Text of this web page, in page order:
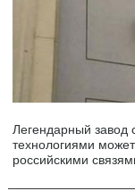
Легендарный завод
технологиями
российскими